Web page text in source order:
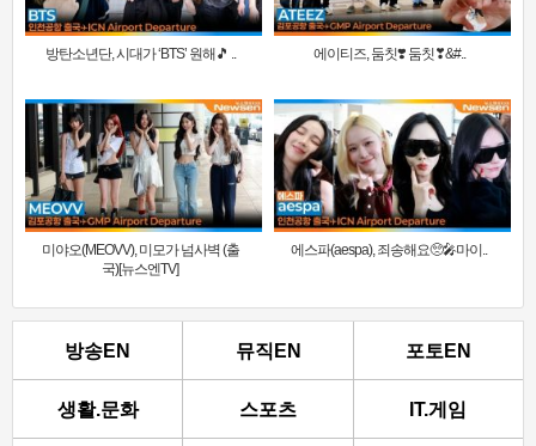
방탄소년단, 시대가 ‘BTS’ 원해🎵 .. 에이티즈, 둠칫❣️ 둠칫❣&#..
미야오(MEOVV), 미모가 넘사벽 (출
국)[뉴스엔TV]
에스파(aespa), 죄송해요🥺🎤마이..
방송EN 뮤직EN 포토EN
생활.문화 스포츠 IT.게임